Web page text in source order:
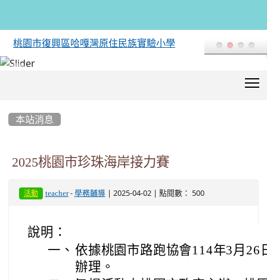
桃園市復興區哈嘎灣原住民族實驗小學
本站消息
2025桃園市珍珠海岸接力賽
活動 teacher- 學務輔導| 2025-04-02 | 點閱數： 500
說明：
一、 依據桃園市路跑協會114年3月26
辦理。